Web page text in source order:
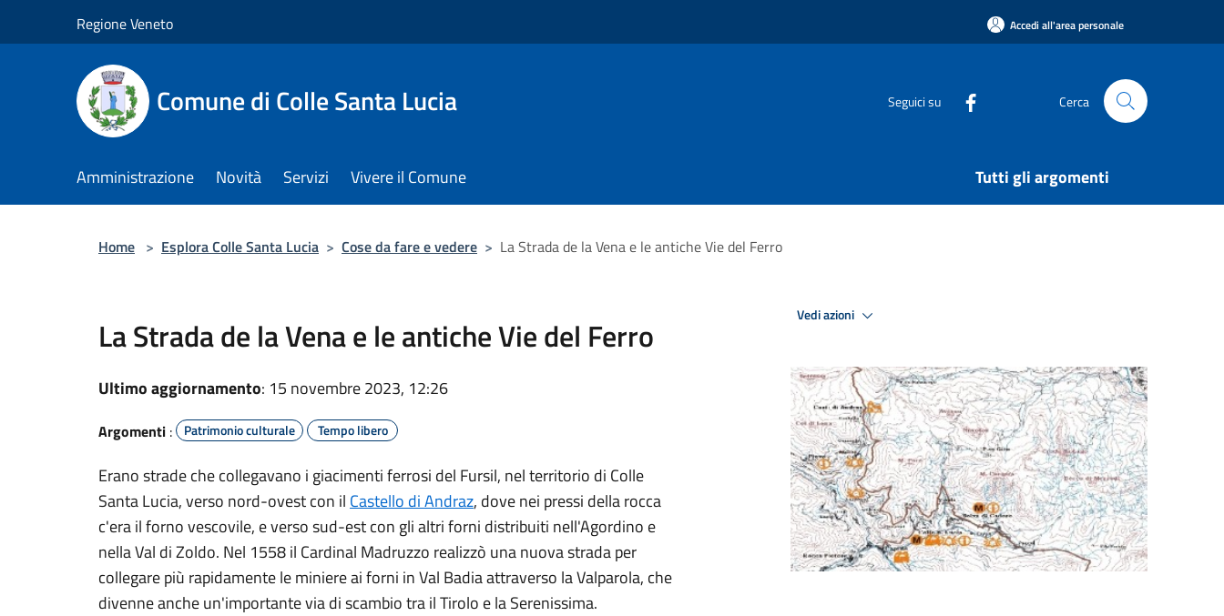
Regione Veneto Accedi all'area personale
Comune di Colle Santa Lucia Seguici su Cerca
Amministrazione Novità Servizi Vivere il Comune Tutti gli argomenti
Home > Esplora Colle Santa Lucia > Cose da fare e vedere > La Strada de la Vena e le antiche Vie del Ferro
La Strada de la Vena e le antiche Vie del Ferro
Ultimo aggiornamento: 15 novembre 2023, 12:26
Argomenti : Patrimonio culturale Tempo libero
Erano strade che collegavano i giacimenti ferrosi del Fursil, nel territorio di Colle
Santa Lucia, verso nord-ovest con il Castello di Andraz, dove nei pressi della rocca
c'era il forno vescovile, e verso sud-est con gli altri forni distribuiti nell'Agordino e
nella Val di Zoldo. Nel 1558 il Cardinal Madruzzo realizzò una nuova strada per
collegare più rapidamente le miniere ai forni in Val Badia attraverso la Valparola, che
divenne anche un'importante via di scambio tra il Tirolo e la Serenissima.
Vedi azioni